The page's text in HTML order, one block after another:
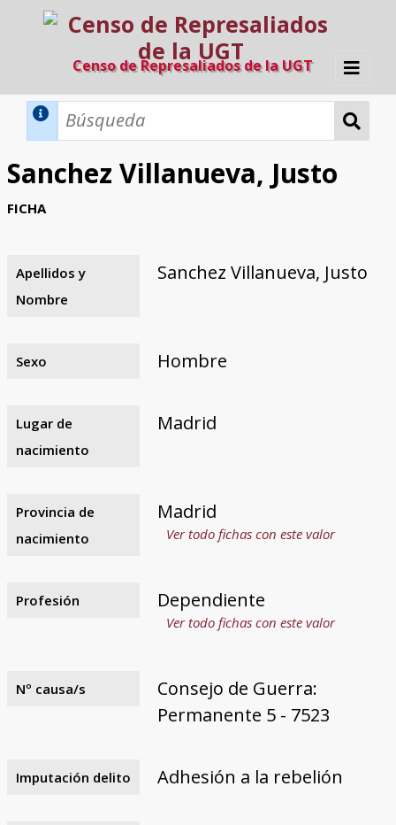
Censo de Represaliados de la UGT
Inicio
Razones y objetivos
El equipo
Colaboradores
Fuentes documentales
Sanchez Villanueva, Justo
FICHA
Apellidos y
Nombre
Sanchez Villanueva, Justo
Sexo Hombre
Lugar de
nacimiento
Madrid
Provincia de
nacimiento
Madrid
Ver todo fichas con este valor
Profesión Dependiente
Ver todo fichas con este valor
Nº causa/s
Consejo de Guerra:
Permanente 5 - 7523
Imputación delito Adhesión a la rebelión